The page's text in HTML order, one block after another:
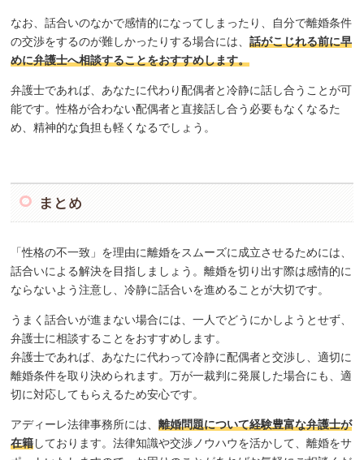
なお、話合いのなかで感情的になってしまったり、自分で離婚条件
の交渉をするのが難しかったりする場合には、話がこじれる前に早
めに弁護士へ相談することをおすすめします。
弁護士であれば、あなたに代わり配偶者と冷静に話し合うことが可
能です。性格が合わない配偶者と直接話し合う必要もなくなるた
め、精神的な負担も軽くなるでしょう。
まとめ
「性格の不一致」を理由に離婚をスムーズに成立させるためには、
話合いによる解決を目指しましょう。離婚を切り出す際は感情的に
ならないよう注意し、冷静に話合いを進めることが大切です。
うまく話合いが進まない場合には、一人でどうにかしようとせず、
弁護士に相談することをおすすめします。
弁護士であれば、あなたに代わって冷静に配偶者と交渉し、適切に
離婚条件を取り決められます。万が一裁判に発展した場合にも、適
切に対応してもらえるため安心です。
アディーレ法律事務所には、離婚問題について経験豊富な弁護士が
在籍しております。法律知識や交渉ノウハウを活かして、離婚をサ